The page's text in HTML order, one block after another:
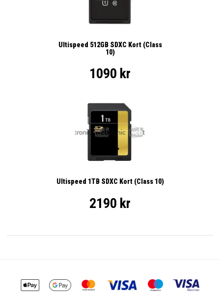
Ultispeed 512GB SDXC Kort (Class
10)
1090 kr
Ultispeed 1TB SDXC Kort (Class 10)
2190 kr